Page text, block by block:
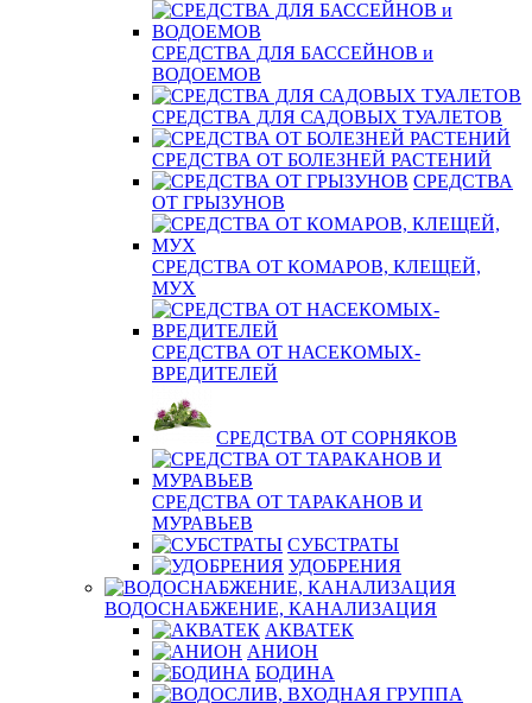
СРЕДСТВА ДЛЯ БАССЕЙНОВ и
ВОДОЕМОВ
СРЕДСТВА ДЛЯ САДОВЫХ ТУАЛЕТОВ
СРЕДСТВА ОТ БОЛЕЗНЕЙ РАСТЕНИЙ
СРЕДСТВА
ОТ ГРЫЗУНОВ
СРЕДСТВА ОТ КОМАРОВ, КЛЕЩЕЙ,
МУХ
СРЕДСТВА ОТ НАСЕКОМЫХ-
ВРЕДИТЕЛЕЙ
СРЕДСТВА ОТ СОРНЯКОВ
СРЕДСТВА ОТ ТАРАКАНОВ И
МУРАВЬЕВ
СУБСТРАТЫ
УДОБРЕНИЯ
ВОДОСНАБЖЕНИЕ, КАНАЛИЗАЦИЯ
АКВАТЕК
АНИОН
БОДИНА